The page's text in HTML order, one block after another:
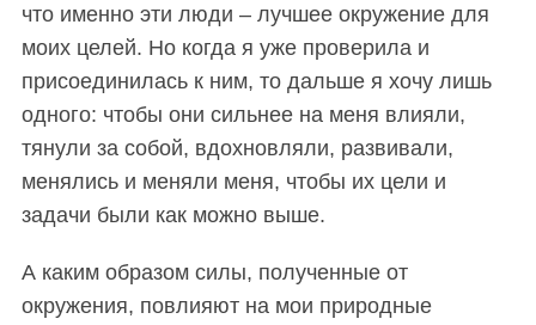
что именно эти люди – лучшее окружение для
моих целей. Но когда я уже проверила и
присоединилась к ним, то дальше я хочу лишь
одного: чтобы они сильнее на меня влияли,
тянули за собой, вдохновляли, развивали,
менялись и меняли меня, чтобы их цели и
задачи были как можно выше.
А каким образом силы, полученные от
окружения, повлияют на мои природные